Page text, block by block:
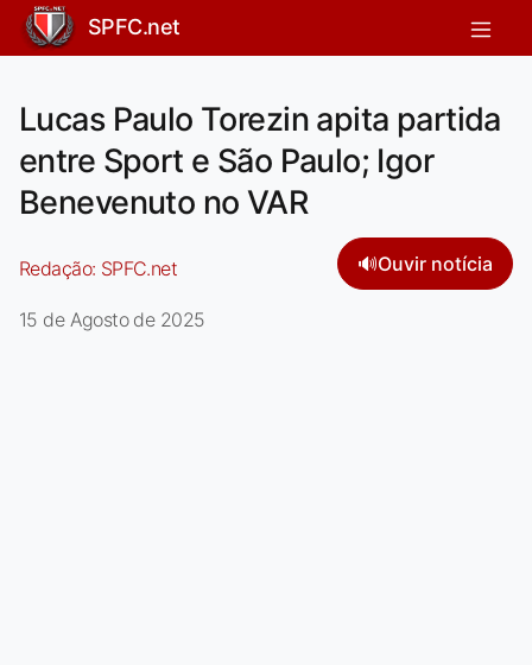
SPFC.net
Lucas Paulo Torezin apita partida
entre Sport e São Paulo; Igor
Benevenuto no VAR
Redação: SPFC.net 🔊Ouvir notícia
15 de Agosto de 2025